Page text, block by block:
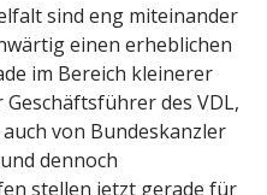
sind eng miteinander
einen erheblichen
im Bereich kleinerer
des VDL,
von Bundeskanzler
dennoch
stellen jetzt gerade für